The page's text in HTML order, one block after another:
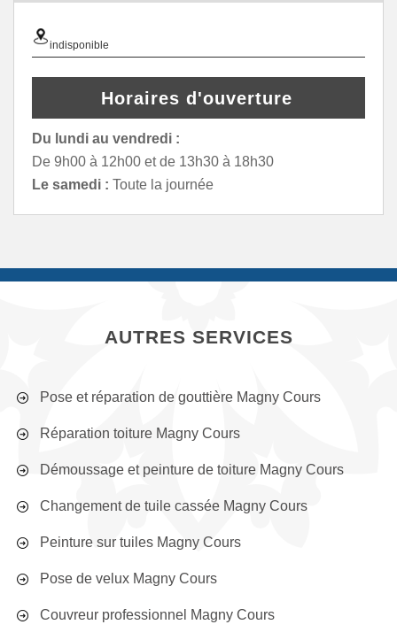
indisponible
Horaires d'ouverture
Du lundi au vendredi :
De 9h00 à 12h00 et de 13h30 à 18h30
Le samedi : Toute la journée
AUTRES SERVICES
Pose et réparation de gouttière Magny Cours
Réparation toiture Magny Cours
Démoussage et peinture de toiture Magny Cours
Changement de tuile cassée Magny Cours
Peinture sur tuiles Magny Cours
Pose de velux Magny Cours
Couvreur professionnel Magny Cours